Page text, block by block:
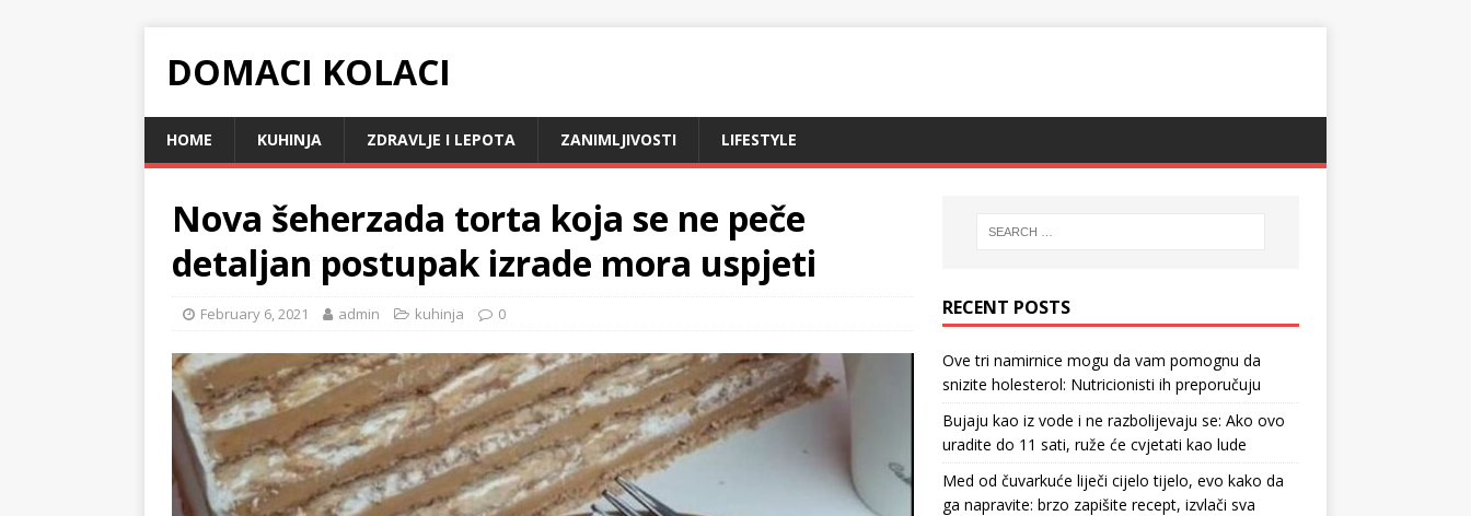
DOMACI KOLACI
HOME KUHINJA ZDRAVLJE I LEPOTA ZANIMLJIVOSTI LIFESTYLE
Nova šeherzada torta koja se ne peče
detaljan postupak izrade mora uspjeti
February 6, 2021 admin kuhinja 0 RECENT POSTS
Ove tri namirnice mogu da vam pomognu da
snizite holesterol: Nutricionisti ih preporučuju
Bujaju kao iz vode i ne razbolijevaju se: Ako ovo
uradite do 11 sati, ruže će cvjetati kao lude
Med od čuvarkuće liječi cijelo tijelo, evo kako da
ga napravite: brzo zapišite recept, izvlači sva